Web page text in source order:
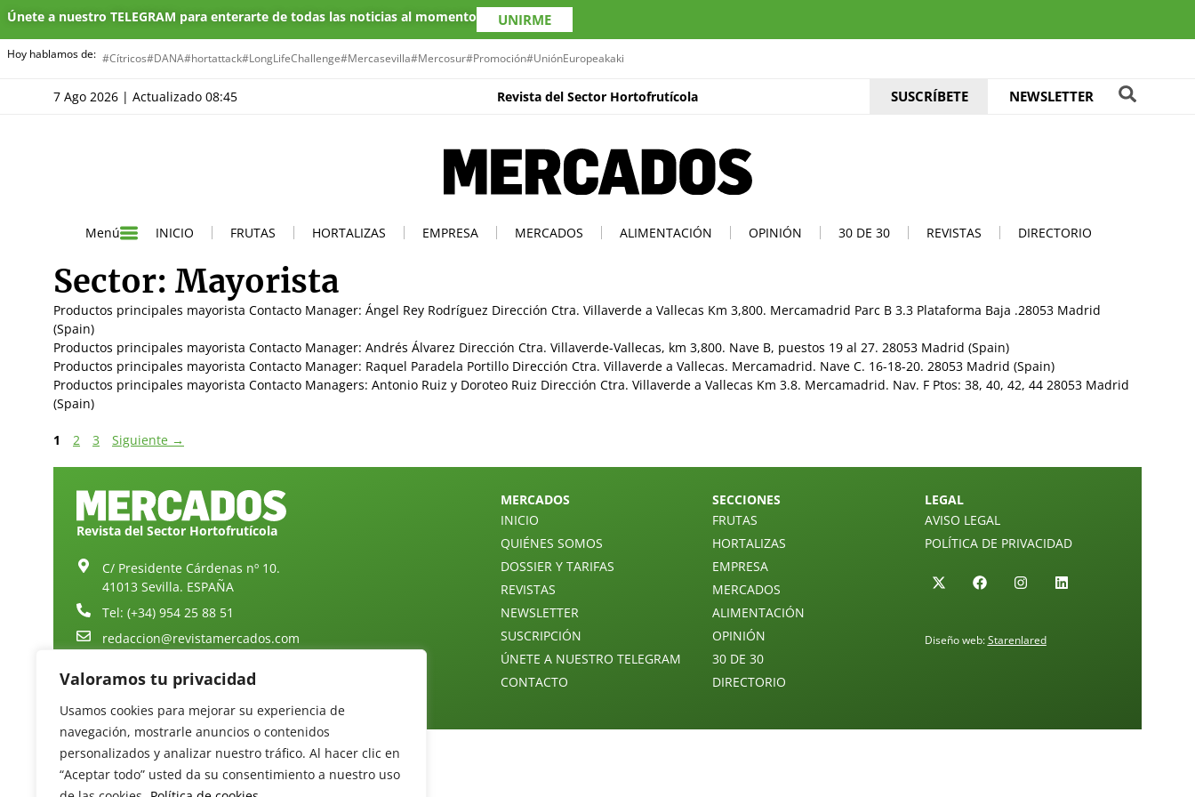
Valoramos tu privacidad
Usamos cookies para mejorar su experiencia de
navegación, mostrarle anuncios o contenidos
personalizados y analizar nuestro tráfico. Al hacer clic en
“Aceptar todo” usted da su consentimiento a nuestro uso
Únete a nuestro TELEGRAM para enterarte de todas las noticias al momento UNIRME
Hoy hablamos de: #Cítricos#DANA#hortattack#LongLifeChallenge#Mercasevilla#Mercosur#Promoción#UniónEuropeakaki
7 Ago 2026 | Actualizado 08:45 Revista del Sector Hortofrutícola SUSCRÍBETE NEWSLETTER
Menú INICIO FRUTAS HORTALIZAS EMPRESA MERCADOS ALIMENTACIÓN OPINIÓN 30 DE 30 REVISTAS DIRECTORIO
Sector: Mayorista
Productos principales mayorista Contacto Manager: Ángel Rey Rodríguez Dirección Ctra. Villaverde a Vallecas Km 3,800. Mercamadrid Parc B 3.3 Plataforma Baja .28053 Madrid
(Spain)
Productos principales mayorista Contacto Manager: Andrés Álvarez Dirección Ctra. Villaverde-Vallecas, km 3,800. Nave B, puestos 19 al 27. 28053 Madrid (Spain)
Productos principales mayorista Contacto Manager: Raquel Paradela Portillo Dirección Ctra. Villaverde a Vallecas. Mercamadrid. Nave C. 16-18-20. 28053 Madrid (Spain)
Productos principales mayorista Contacto Managers: Antonio Ruiz y Doroteo Ruiz Dirección Ctra. Villaverde a Vallecas Km 3.8. Mercamadrid. Nav. F Ptos: 38, 40, 42, 44 28053 Madrid
(Spain)
1 2 3 Siguiente →
Revista del Sector Hortofrutícola
C/ Presidente Cárdenas nº 10.
41013 Sevilla. ESPAÑA
Tel: (+34) 954 25 88 51
redaccion@revistamercados.com
MERCADOS
INICIO
QUIÉNES SOMOS
DOSSIER Y TARIFAS
REVISTAS
NEWSLETTER
SUSCRIPCIÓN
ÚNETE A NUESTRO TELEGRAM
CONTACTO
SECCIONES
FRUTAS
HORTALIZAS
EMPRESA
MERCADOS
ALIMENTACIÓN
OPINIÓN
30 DE 30
DIRECTORIO
LEGAL
AVISO LEGAL
POLÍTICA DE PRIVACIDAD
Diseño web:Starenlared